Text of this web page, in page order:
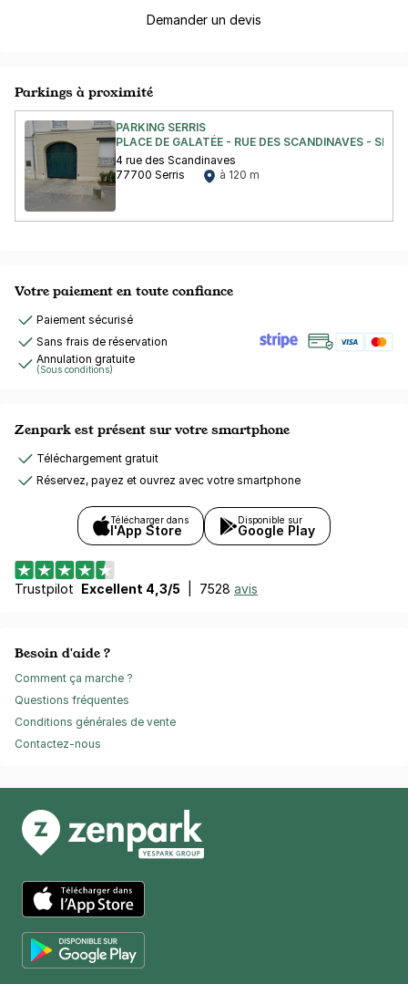
Demander un devis
Parkings à proximité
PARKING SERRIS
PLACE DE GALATÉE - RUE DES SCANDINAVES -
4 rue des Scandinaves
77700 Serris
à 120 m
Votre paiement en toute confiance
Paiement sécurisé
Sans frais de réservation
Annulation gratuite
(Sous conditions)
Zenpark est présent sur votre smartphone
Téléchargement gratuit
Réservez, payez et ouvrez avec votre smartphone
Télécharger dans
l'App Store
Disponible sur
Google Play
Trustpilot Excellent 4,3/5 7528 avis
Besoin d'aide ?
Comment ça marche ?
Questions fréquentes
Conditions générales de vente
Contactez-nous
App Store